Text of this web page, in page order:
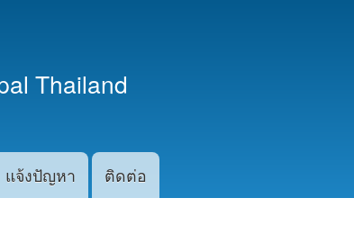
หลัก
Thailand
แจ้งปัญหา ติดต่อ